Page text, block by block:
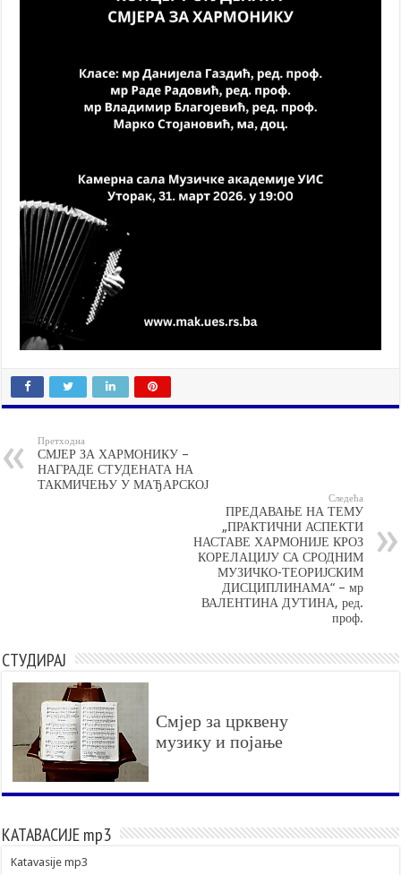
Претходна
СМЈЕР ЗА ХАРМОНИКУ –
НАГРАДЕ СТУДЕНАТА НА
ТАКМИЧЕЊУ У МАЂАРСКОЈ
Следећа
ПРЕДАВАЊЕ НА ТЕМУ
„ПРАКТИЧНИ АСПЕКТИ
НАСТАВЕ ХАРМОНИЈЕ КРОЗ
КОРЕЛАЦИЈУ СА СРОДНИМ
МУЗИЧКО-ТЕОРИЈСКИМ
ДИСЦИПЛИНАМА“ – мр
ВАЛЕНТИНА ДУТИНА, ред.
проф.
СТУДИРАЈ
Смјер за црквену
музику и појање
КАТАВАСИЈЕ mp3
Katavasije mp3